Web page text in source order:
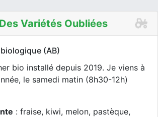
Variétés Oubliées
(AB)
bio installé depuis 2019. Je viens à
le samedi matin (8h30-12h)
: fraise, kiwi, melon, pastèque,